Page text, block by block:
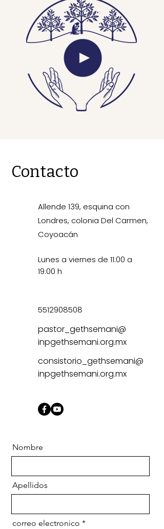
Contacto
Allende 139, esquina con
Londres, colonia Del Carmen,
Coyoacán
Lunes a viernes de 11:00 a
19:00 h
5512908508
pastor_gethsemani@
inpgethsemani.org.mx
consistorio_gethsemani@
inpgethsemani.org.mx
Nombre
Apellidos
correo electronico